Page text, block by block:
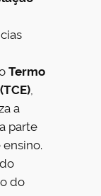
Termo
a
parte
do